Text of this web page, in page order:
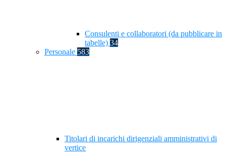
Consulenti e collaboratori (da pubblicare in
tabelle) 34
Personale 583
Titolari di incarichi dirigenziali amministrativi di
vertice